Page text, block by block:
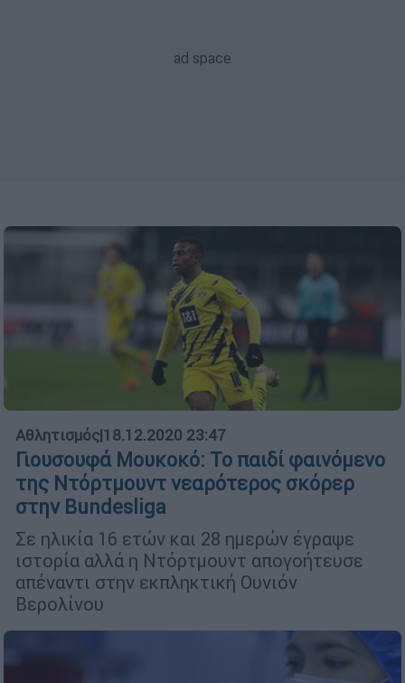
Αθλητισμός|18.12.2020 23:47
Γιουσουφά Μουκοκό: Το παιδί φαινόμενο
της Ντόρτμουντ νεαρότερος σκόρερ
στην Bundesliga
Σε ηλικία 16 ετών και 28 ημερών έγραψε
ιστορία αλλά η Ντόρτμουντ απογοήτευσε
απέναντι στην εκπληκτική Ουνιόν
Βερολίνου